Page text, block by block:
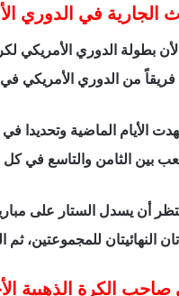
الجارية في الدوري
بين الثامن والتاسع في كل
النهائيتان للمجموعتين، ثم
الكرة الذهبية